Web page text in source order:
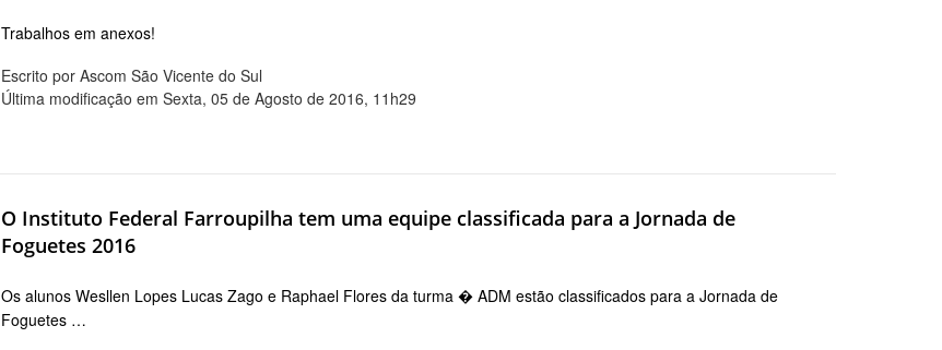
Trabalhos em anexos!
Escrito por Ascom São Vicente do Sul
Última modificação em Sexta, 05 de Agosto de 2016, 11h29
O Instituto Federal Farroupilha tem uma equipe classificada para a Jornada de
Foguetes 2016
Os alunos Wesllen Lopes Lucas Zago e Raphael Flores da turma � ADM estão classificados para a Jornada de
Foguetes …